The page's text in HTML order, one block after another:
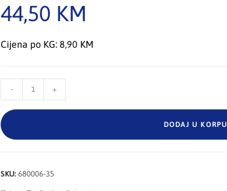
44,50 KM
Cijena po KG: 8,90 KM
- +
DODAJ U KORPU
SKU: 680006-35